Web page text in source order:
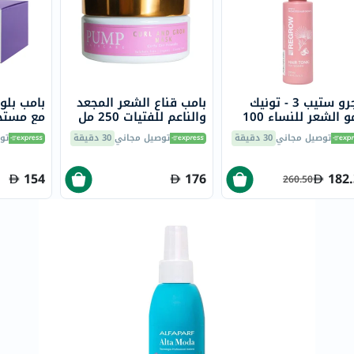
خسارة
الوزن
فحص
روتيني
باقة
القلب
Original
IV
الغذائي
الحالة
الصحية
البشرة
والشعر
بامب
مع
العضوي 250
154
بامب قناع الشعر المجعد
والناعم للفتيات 250 مل
توصيل مجاني30 دقيقة
176
ريجرو ستيب 3 - تونيك
لنمو الشعر للنساء 100
توصيل مجاني30 دقيقة
260.50